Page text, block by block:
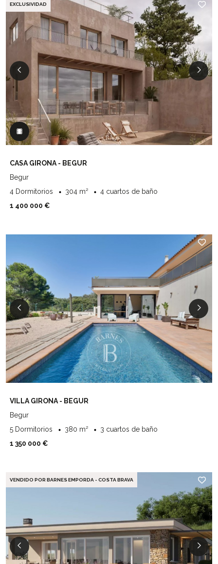
EXCLUSIVIDAD
CASA GIRONA - BEGUR
Begur
4 Dormitorios
304 m²
4 cuartos de baño
1 400 000 €
VILLA GIRONA - BEGUR
Begur
5 Dormitorios
380 m²
3 cuartos de baño
1 350 000 €
VENDIDO POR BARNES EMPORDA - COSTA BRAVA